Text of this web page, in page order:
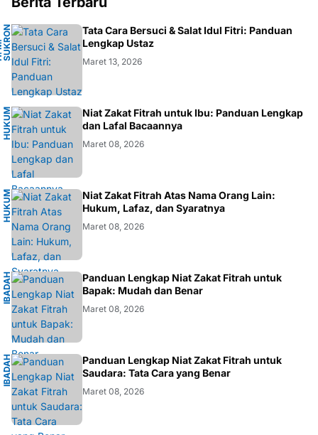
NA
Tata Cara Bersuci & Salat Idul Fitri: Panduan
Lengkap Ustaz
Maret 13, 2026
H
U
KU
M
I
S
L
AM
Niat Zakat Fitrah untuk Ibu: Panduan Lengkap
dan Lafal Bacaannya
Maret 08, 2026
H
U
KU
M
I
S
L
AM
Niat Zakat Fitrah Atas Nama Orang Lain:
Hukum, Lafaz, dan Syaratnya
Maret 08, 2026
I
B
A
DA
H
I
S
L
AM
Panduan Lengkap Niat Zakat Fitrah untuk
Bapak: Mudah dan Benar
Maret 08, 2026
I
B
A
DA
H
I
S
L
AM
Panduan Lengkap Niat Zakat Fitrah untuk
Saudara: Tata Cara yang Benar
Maret 08, 2026